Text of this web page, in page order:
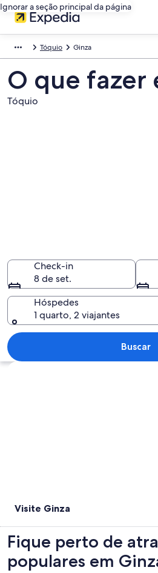
Ignorar a seção principal da página
Tóquio Ginza
O que fazer
Tóquio
Check-in
8 de set.
Hóspedes
1 quarto, 2 viajantes
Buscar
Explorar mapa
Visite Ginza
Fique perto de
populares em